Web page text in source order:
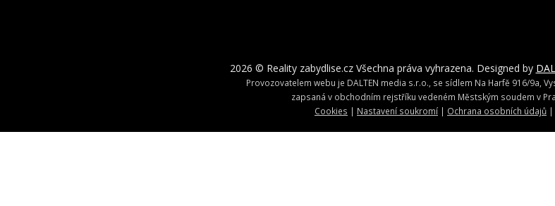
2026 © Reality zabydlise.cz Všechna práva vyhrazena. Designed by
Provozovatelem webu je DALTEN media s.r.o., se sídlem Na Harfě 916/9a,
zapsaná v obchodním rejstříku vedeném Městským soudem v
Cookies | Nastavení soukromí | Ochrana osobních údajů |